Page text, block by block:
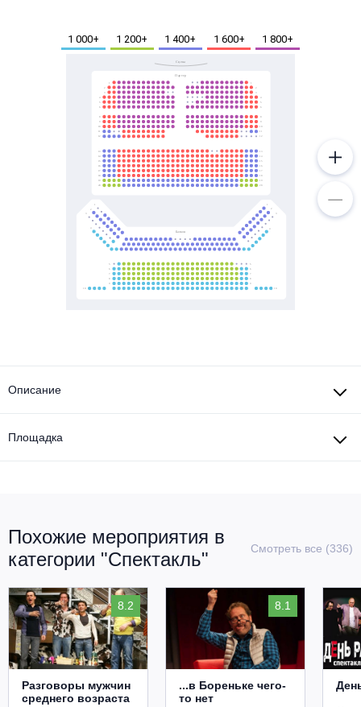
Описание
Площадка
Похожие мероприятия в
категории "Спектакль"
Смотреть все (336)
8.2
Разговоры мужчин
среднего возраста
8.1
...в Бореньке чего-
то нет